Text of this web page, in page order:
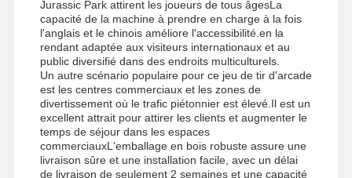
Tous Les Cas Demande De
Soumission
machine à jeux pour enfants
Machine de jeu de course automobile
appareil de tir
Machine de jeu de rachat de billet
Jurassic Park attirent les joueurs de tous âgesLa
capacité de la machine à prendre en charge à la fois
l'anglais et le chinois améliore l'accessibilité.en la
rendant adaptée aux visiteurs internationaux et au
public diversifié dans des endroits multiculturels.
Un autre scénario populaire pour ce jeu de tir d'arcade
est les centres commerciaux et les zones de
divertissement où le trafic piétonnier est élevé.Il est un
excellent attrait pour attirer les clients et augmenter le
temps de séjour dans les espaces
commerciauxL'emballage en bois robuste assure une
livraison sûre et une installation facile, avec un délai
de livraison de seulement 2 semaines et une capacité